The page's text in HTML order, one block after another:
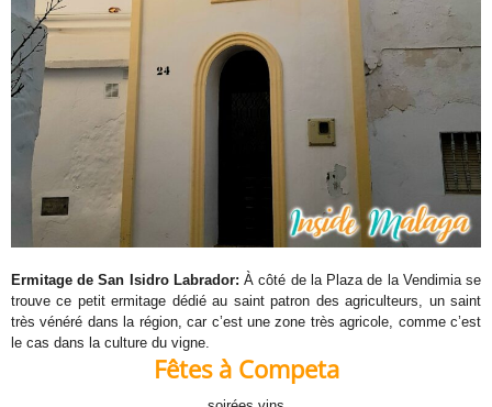
Ermitage de San Isidro Labrador: À côté de la Plaza de la Vendimia se
trouve ce petit ermitage dédié au saint patron des agriculteurs, un saint
très vénéré dans la région, car c’est une zone très agricole, comme c’est
le cas dans la culture du vigne.
Fêtes à Competa